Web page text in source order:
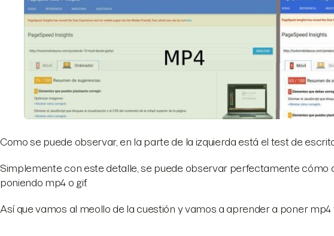
Como se puede observar, en la parte de la izquierda está el test de
Simplemente con este detalle, se puede observar perfectamente cómo
poniendo mp4 o gif.
Así que vamos al meollo de la cuestión y vamos a aprender a poner